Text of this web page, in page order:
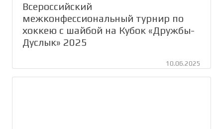
Всероссийский
межконфессиональный турнир по
хоккею с шайбой на Кубок «Дружбы-
Дуслык» 2025
10.06.2025